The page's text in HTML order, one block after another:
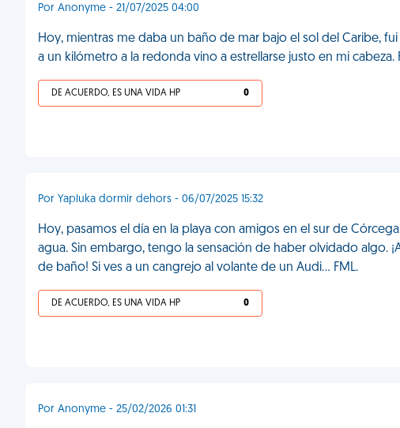
Por Anonyme - 21/07/2025 04:00
Hoy, mientras me daba un baño de mar bajo el sol del Caribe,
a un kilómetro a la redonda vino a estrellarse justo en mi cabeza.
DE ACUERDO, ES UNA VIDA HP 0
Por Yapluka dormir dehors - 06/07/2025 15:32
Hoy, pasamos el día en la playa con amigos en el sur de
agua. Sin embargo, tengo la sensación de haber olvidado algo.
de baño! Si ves a un cangrejo al volante de un Audi... FML.
DE ACUERDO, ES UNA VIDA HP 0
Por Anonyme - 25/02/2026 01:31